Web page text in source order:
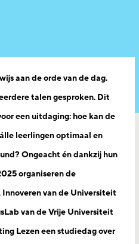
aan de orde van de dag.
talen gesproken. Dit
een uitdaging: hoe kan de
leerlingen optimaal en
Ongeacht én dankzij hun
organiseren de
Innoveren van de Universiteit
van de Vrije Universiteit
Lezen een studiedag over